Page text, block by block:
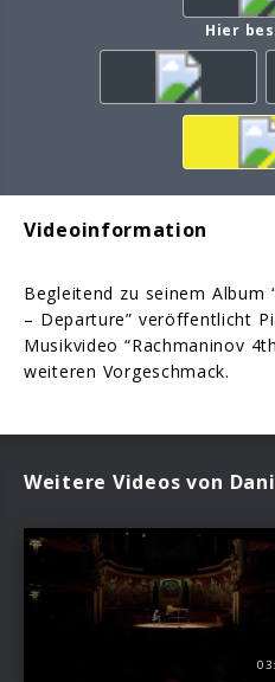
Hier
Videoinformation
Begleitend zu seinem Album
– Departure” veröffentlicht
Musikvideo “Rachmaninov
weiteren Vorgeschmack.
Weitere Videos von